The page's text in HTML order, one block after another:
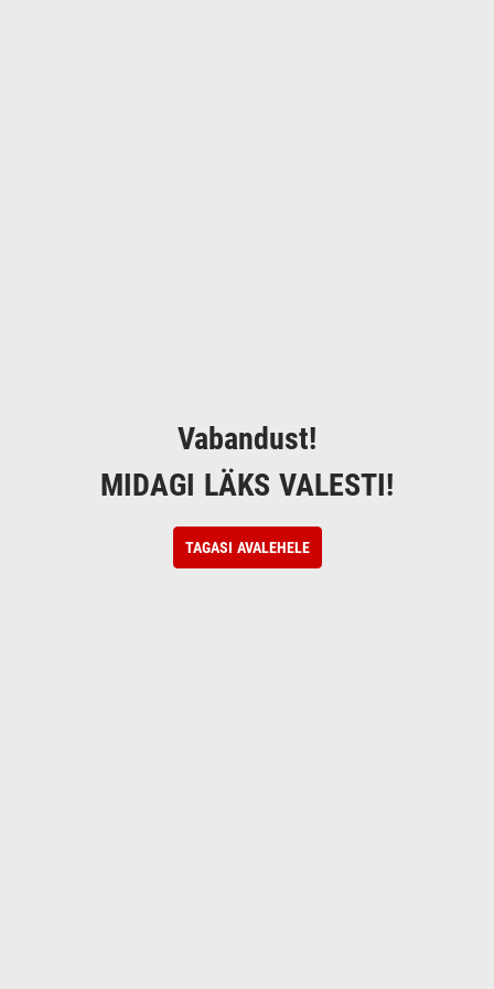
Vabandust!
MIDAGI LÄKS VALESTI!
TAGASI AVALEHELE